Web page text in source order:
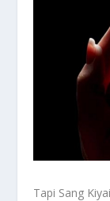
Tapi Sang